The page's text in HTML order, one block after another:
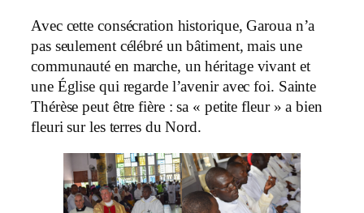
Avec cette consécration historique, Garoua n’a
pas seulement célébré un bâtiment, mais une
communauté en marche, un héritage vivant et
une Église qui regarde l’avenir avec foi. Sainte
Thérèse peut être fière : sa « petite fleur » a bien
fleuri sur les terres du Nord.